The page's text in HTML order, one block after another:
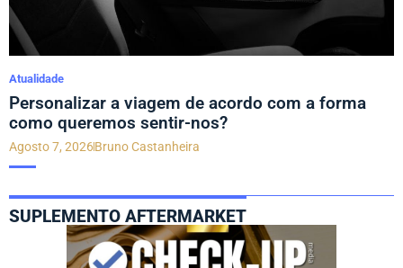
Atualidade
Personalizar a viagem de acordo com a forma
como queremos sentir-nos?
Agosto 7, 2026Bruno Castanheira
SUPLEMENTO AFTERMARKET